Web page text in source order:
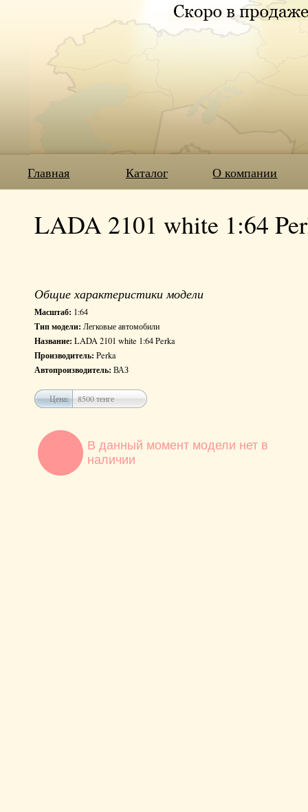
Главная Каталог О компании
LADA 2101 white 1:64
Общие характеристики модели
Масштаб: 1:64
Тип модели: Легковые автомобили
Название: LADA 2101 white 1:64 Perka
Производитель: Perka
Автопроизводитель: ВАЗ
Цена: 8500 тенге
В данный момент модели нет в
наличии